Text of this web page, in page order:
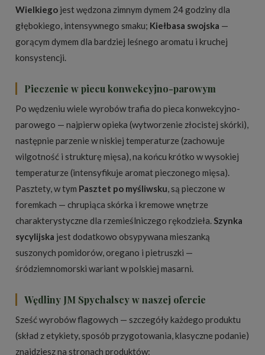
Wielkiego jest wędzona zimnym dymem 24 godziny dla
głębokiego, intensywnego smaku; Kiełbasa swojska —
gorącym dymem dla bardziej leśnego aromatu i kruchej
konsystencji.
Pieczenie w piecu konwekcyjno-parowym
Po wędzeniu wiele wyrobów trafia do pieca konwekcyjno-
parowego — najpierw opieka (wytworzenie złocistej skórki),
następnie parzenie w niskiej temperaturze (zachowuje
wilgotność i strukturę mięsa), na końcu krótko w wysokiej
temperaturze (intensyfikuje aromat pieczonego mięsa).
Pasztety, w tym Pasztet po myśliwsku, są pieczone w
foremkach — chrupiąca skórka i kremowe wnętrze
charakterystyczne dla rzemieślniczego rękodzieła. Szynka
sycylijska jest dodatkowo obsypywana mieszanką
suszonych pomidorów, oregano i pietruszki —
śródziemnomorski wariant w polskiej masarni.
Wędliny JM Spychalscy w naszej ofercie
Sześć wyrobów flagowych — szczegóły każdego produktu
(skład z etykiety, sposób przygotowania, klasyczne podanie)
znajdziesz na stronach produktów: